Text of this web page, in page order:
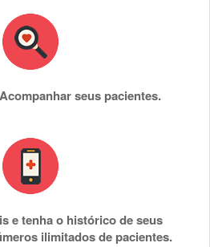
seus pacientes.
e tenha o histórico de seus
ilimitados de pacientes.